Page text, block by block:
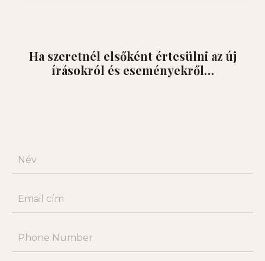
Ha szeretnél elsőként értesülni az új
írásokról és eseményekről…